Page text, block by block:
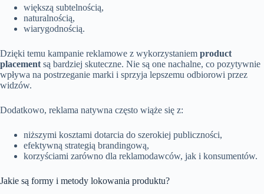
większą subtelnością,
naturalnością,
wiarygodnością.
Dzięki temu kampanie reklamowe z wykorzystaniem product
placement są bardziej skuteczne. Nie są one nachalne, co pozytywnie
wpływa na postrzeganie marki i sprzyja lepszemu odbiorowi przez
widzów.
Dodatkowo, reklama natywna często wiąże się z:
niższymi kosztami dotarcia do szerokiej publiczności,
efektywną strategią brandingową,
korzyściami zarówno dla reklamodawców, jak i konsumentów.
Jakie są formy i metody lokowania produktu?